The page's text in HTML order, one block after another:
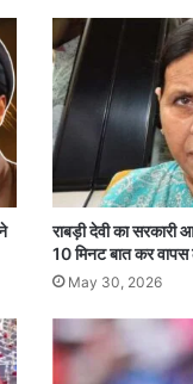
राबड़ी देवी का सरकारी
10 मिनट बात कर वापस
May 30, 2026